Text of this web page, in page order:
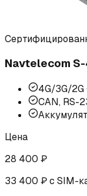
Navtelecom
4G/3G/2G
CAN, RS-
Цена
28 400 ₽
33 400 ₽ с SIM-